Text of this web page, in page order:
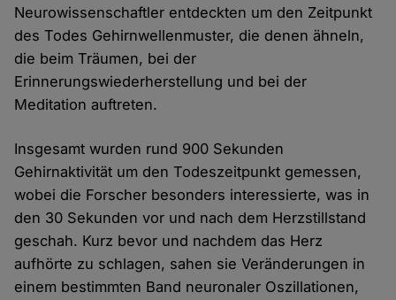
Neurowissenschaftler entdeckten um den Zeitpunkt
des Todes Gehirnwellenmuster, die denen ähneln,
die beim Träumen, bei der
Erinnerungswiederherstellung und bei der
Meditation auftreten.
Insgesamt wurden rund 900 Sekunden
Gehirnaktivität um den Todeszeitpunkt gemessen,
wobei die Forscher besonders interessierte, was in
den 30 Sekunden vor und nach dem Herzstillstand
geschah. Kurz bevor und nachdem das Herz
aufhörte zu schlagen, sahen sie Veränderungen in
einem bestimmten Band neuronaler Oszillationen,